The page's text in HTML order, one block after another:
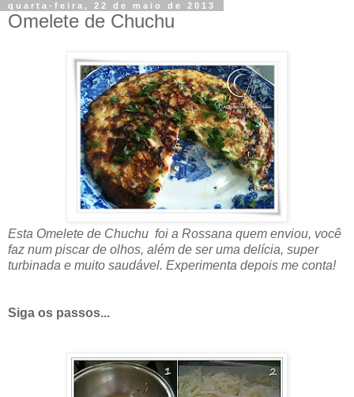
quarta-feira, 22 de maio de 2013
Omelete de Chuchu
Esta Omelete de Chuchu foi a Rossana quem enviou, você
faz num piscar de olhos, além de ser uma delícia, super
turbinada e muito saudável. Experimenta depois me conta!
Siga os passos...